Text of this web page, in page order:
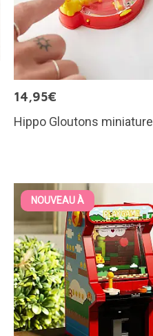
14,95€
Hippo Gloutons miniature
NOUVEAU À